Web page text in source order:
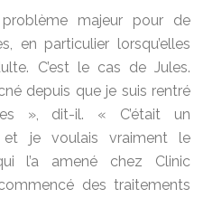
majeur pour de
en particulier lorsqu’elles
C’est le cas de Jules.
depuis que je suis rentré
», dit-il. « C’était un
je voulais vraiment le
l’a amené chez Clinic
des traitements